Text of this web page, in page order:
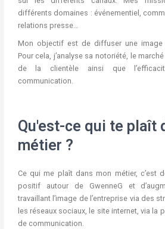
différents domaines : événementiel,
relations presse…
Mon objectif est de diffuser une image
Pour cela, j’analyse sa notoriété, le
de la clientèle ainsi que
communication.
Qu'est-ce qui te plaît
métier ?
Ce qui me plaît dans mon métier, c’est
positif autour de GwenneG et
travaillant l’image de l’entreprise via des
les réseaux sociaux, le site internet, via la
de communication.